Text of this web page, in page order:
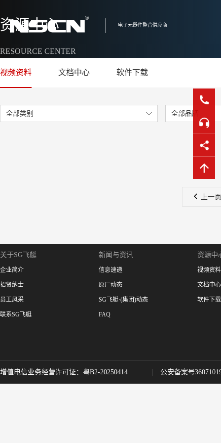
电子元器件整合供应商
资源中心
RESOURCE CENTER
视频资料 文档中心 软件下载
全部类别 全部品牌
上一页
关于SG飞艇
企业简介
招贤纳士
员工风采
联系SG飞艇
新闻与资讯
信息速递
原厂动态
SG飞艇·(集团)动态
FAQ
资源中
视频资料
文档中心
软件下载
增值电信业务经营许可证：粤B2-20250414 公安备案号